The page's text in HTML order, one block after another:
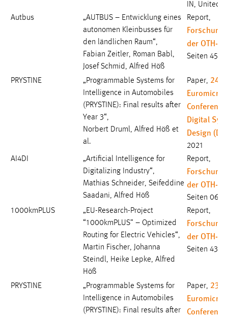
IN, United
Autbus
„AUTBUS – Entwicklung eines
autonomen Kleinbusses für
den ländlichen Raum“,
Fabian Zeitler, Roman Babl,
Josef Schmid, Alfred Höß
Report,
der OTH-
Seiten 45-
PRYSTINE
„Programmable Systems for
Intelligence in Automobiles
(PRYSTINE): Final results after
Year 3“,
Norbert Druml, Alfred Höß et
al.
Paper, 24th
Euromicro
Digital
Design
2021
AI4DI
„Artificial Intelligence for
Digitalizing Industry“,
Mathias Schneider, Seifeddine
Saadani, Alfred Höß
Report,
der OTH-
Seiten 06-
1000kmPLUS
„EU-Research-Project
“1000kmPLUS” – Optimized
Routing for Electric Vehicles“,
Martin Fischer, Johanna
Steindl, Heike Lepke, Alfred
Höß
Report,
der OTH-
Seiten 43-
PRYSTINE
„Programmable Systems for
Intelligence in Automobiles
(PRYSTINE): Final results after
Paper, 23rd
Euromicro